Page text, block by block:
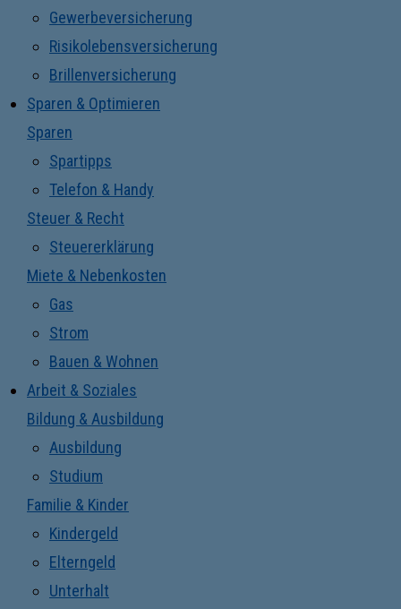
Gewerbeversicherung
Risikolebensversicherung
Brillenversicherung
Sparen & Optimieren
Sparen
Spartipps
Telefon & Handy
Steuer & Recht
Steuererklärung
Miete & Nebenkosten
Gas
Strom
Bauen & Wohnen
Arbeit & Soziales
Bildung & Ausbildung
Ausbildung
Studium
Familie & Kinder
Kindergeld
Elterngeld
Unterhalt